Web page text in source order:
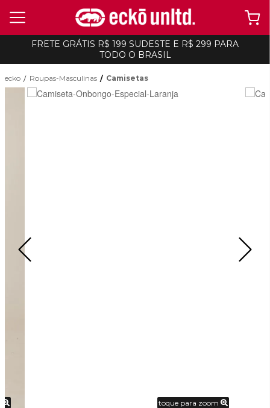
FRETE GRÁTIS R$ 199 SUDESTE E R$ 299 PARA
TODO O BRASIL
ecko Roupas-Masculinas Camisetas
toque para zoom